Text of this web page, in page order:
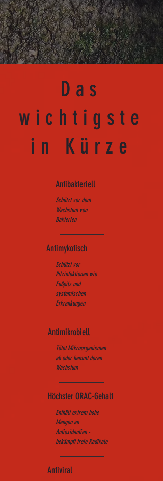
Das
wichtigste
in Kürze
Antibakteriell
Schützt vor dem
Wachstum von
Bakterien
Antimykotisch
Schützt vor
Pilzinfektionen wie
Fußpilz und
systemischen
Erkrankungen
Antimikrobiell
Tötet Mikroorganismen
ab oder hemmt deren
Wachstum
Höchster ORAC-Gehalt
Enthält extrem hohe
Mengen an
Antioxidantien -
bekämpft freie Radikale
Antiviral